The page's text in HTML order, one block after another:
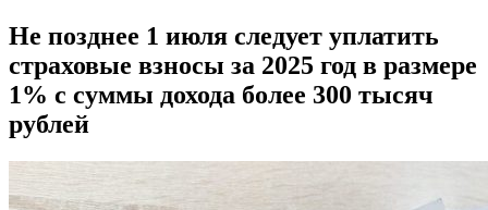
Не позднее 1 июля следует уплатить
страховые взносы за 2025 год в размере
1% с суммы дохода более 300 тысяч
рублей